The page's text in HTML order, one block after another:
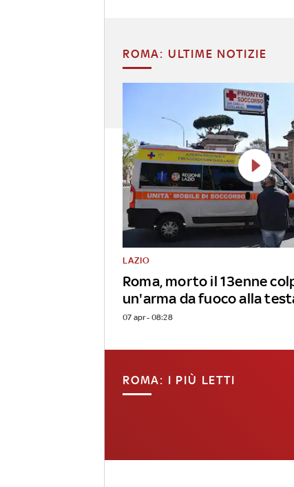
ROMA: ULTIME NOTIZIE
Roma, morto il 13enne
un'arma da fuoco alla
LAZIO
07 apr - 08:28
ROMA: I PIÙ LETTI